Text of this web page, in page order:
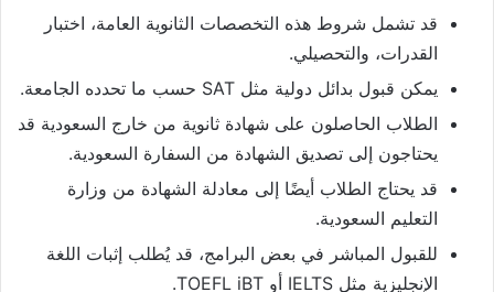
قد تشمل شروط هذه التخصصات الثانوية العامة، اختبار
القدرات، والتحصيلي.
يمكن قبول بدائل دولية مثل SAT حسب ما تحدده الجامعة.
الطلاب الحاصلون على شهادة ثانوية من خارج السعودية قد
يحتاجون إلى تصديق الشهادة من السفارة السعودية.
قد يحتاج الطلاب أيضًا إلى معادلة الشهادة من وزارة
التعليم السعودية.
للقبول المباشر في بعض البرامج، قد يُطلب إثبات اللغة
الإنجليزية مثل IELTS أو TOEFL iBT.